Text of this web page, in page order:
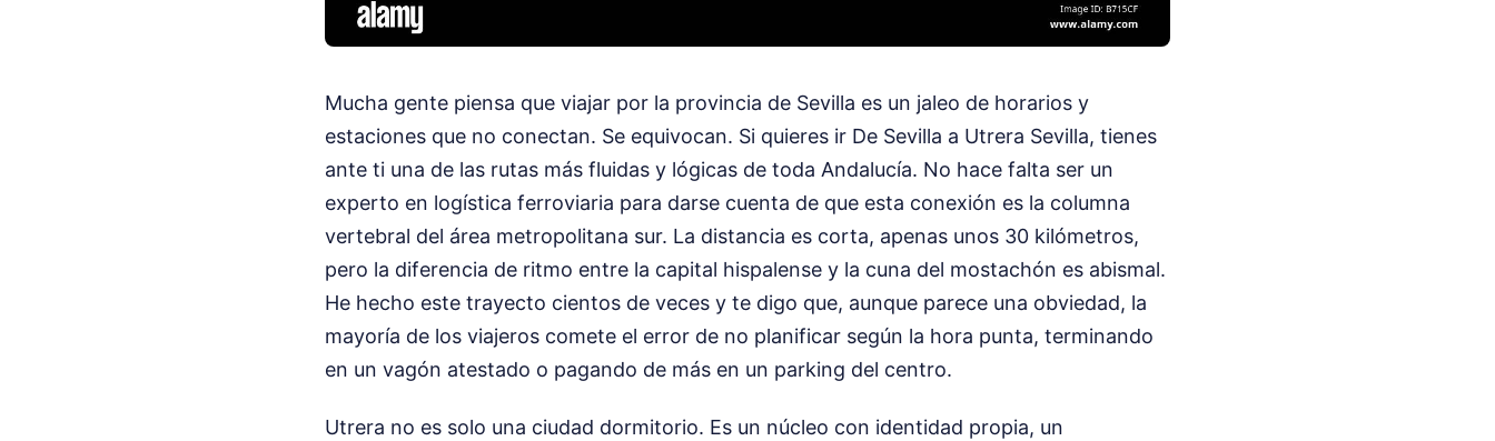
Mucha gente piensa que viajar por la provincia de Sevilla es un jaleo de horarios y
estaciones que no conectan. Se equivocan. Si quieres ir De Sevilla a Utrera Sevilla, tienes
ante ti una de las rutas más fluidas y lógicas de toda Andalucía. No hace falta ser un
experto en logística ferroviaria para darse cuenta de que esta conexión es la columna
vertebral del área metropolitana sur. La distancia es corta, apenas unos 30 kilómetros,
pero la diferencia de ritmo entre la capital hispalense y la cuna del mostachón es abismal.
He hecho este trayecto cientos de veces y te digo que, aunque parece una obviedad, la
mayoría de los viajeros comete el error de no planificar según la hora punta, terminando
en un vagón atestado o pagando de más en un parking del centro.
Utrera no es solo una ciudad dormitorio. Es un núcleo con identidad propia, un